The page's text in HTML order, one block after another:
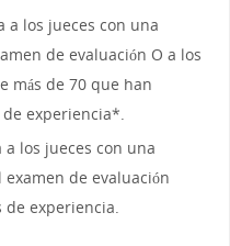
a los jueces con una
de evaluación O a los
más de 70 que han
experiencia*.
los jueces con una
de evaluación
de experiencia.